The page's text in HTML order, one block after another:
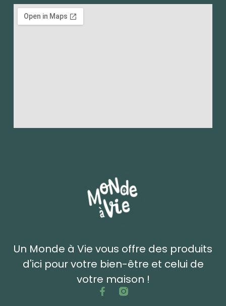
Un Monde à Vie vous offre des produits
d'ici pour votre bien-être et celui de
votre maison !